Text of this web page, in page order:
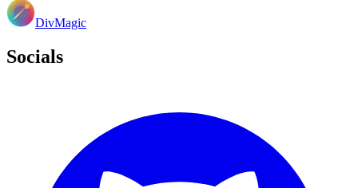
DivMagic
Socials